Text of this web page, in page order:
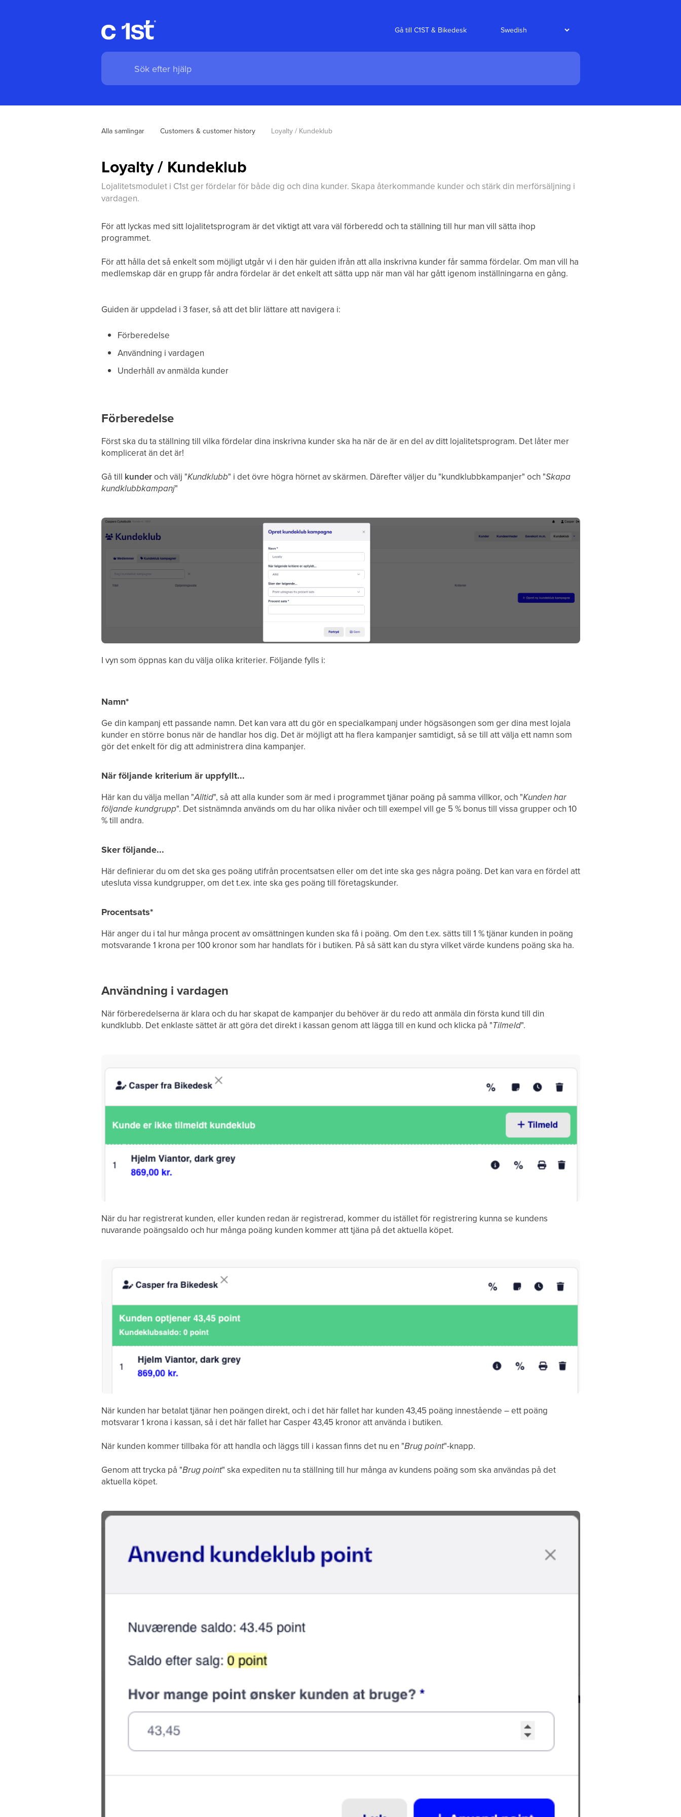
Gå till C1ST & Bikedesk
Alla samlingar Customers & customer history Loyalty / Kundeklub
Loyalty / Kundeklub
Lojalitetsmodulet i C1st ger fördelar för både dig och dina kunder. Skapa återkommande kunder och stärk din merförsäljning i
vardagen.
För att lyckas med sitt lojalitetsprogram är det viktigt att vara väl förberedd och ta ställning till hur man vill sätta ihop
programmet.
För att hålla det så enkelt som möjligt utgår vi i den här guiden ifrån att alla inskrivna kunder får samma fördelar. Om man vill ha
medlemskap där en grupp får andra fördelar är det enkelt att sätta upp när man väl har gått igenom inställningarna en gång.
Guiden är uppdelad i 3 faser, så att det blir lättare att navigera i:
Förberedelse
Användning i vardagen
Underhåll av anmälda kunder
Förberedelse
Först ska du ta ställning till vilka fördelar dina inskrivna kunder ska ha när de är en del av ditt lojalitetsprogram. Det låter mer
komplicerat än det är!
Gå till kunderoch välj "Kundklubb" i det övre högra hörnet av skärmen. Därefter väljer du "kundklubbkampanjer" och "Skapa
kundklubbkampanj"
I vyn som öppnas kan du välja olika kriterier. Följande fylls i:
Namn*
Ge din kampanj ett passande namn. Det kan vara att du gör en specialkampanj under högsäsongen som ger dina mest lojala
kunder en större bonus när de handlar hos dig. Det är möjligt att ha flera kampanjer samtidigt, så se till att välja ett namn som
gör det enkelt för dig att administrera dina kampanjer.
När följande kriterium är uppfyllt...
Här kan du välja mellan "Alltid", så att alla kunder som är med i programmet tjänar poäng på samma villkor, och "Kunden har
följande kundgrupp". Det sistnämnda används om du har olika nivåer och till exempel vill ge 5 % bonus till vissa grupper och 10
% till andra.
Sker följande...
Här definierar du om det ska ges poäng utifrån procentsatsen eller om det inte ska ges några poäng. Det kan vara en fördel att
utesluta vissa kundgrupper, om det t.ex. inte ska ges poäng till företagskunder.
Procentsats*
Här anger du i tal hur många procent av omsättningen kunden ska få i poäng. Om den t.ex. sätts till 1 % tjänar kunden in poäng
motsvarande 1 krona per 100 kronor som har handlats för i butiken. På så sätt kan du styra vilket värde kundens poäng ska ha.
Användning i vardagen
När förberedelserna är klara och du har skapat de kampanjer du behöver är du redo att anmäla din första kund till din
kundklubb. Det enklaste sättet är att göra det direkt i kassan genom att lägga till en kund och klicka på "Tilmeld".
När du har registrerat kunden, eller kunden redan är registrerad, kommer du istället för registrering kunna se kundens
nuvarande poängsaldo och hur många poäng kunden kommer att tjäna på det aktuella köpet.
När kunden har betalat tjänar hen poängen direkt, och i det här fallet har kunden 43,45 poäng innestående – ett poäng
motsvarar 1 krona i kassan, så i det här fallet har Casper 43,45 kronor att använda i butiken.
När kunden kommer tillbaka för att handla och läggs till i kassan finns det nu en "Brug point"-knapp.
Genom att trycka på "Brug point" ska expediten nu ta ställning till hur många av kundens poäng som ska användas på det
aktuella köpet.